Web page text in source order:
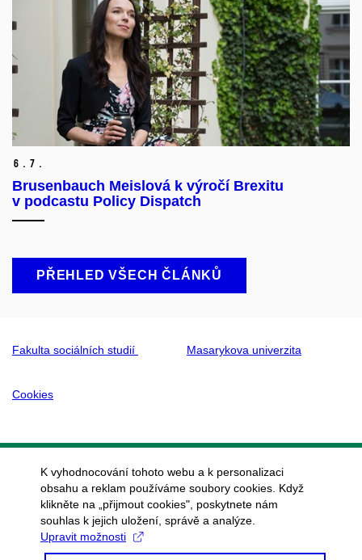
6. 7.
Brusenbauch Meislová k výročí Brexitu
v podcastu Policy Dispatch
PŘEHLED VŠECH ČLÁNKŮ
Fakulta sociálních studií Masarykova univerzita
Cookies
K vyhodnocování tohoto webu a k personalizaci
obsahu a reklam používáme soubory cookies. Když
klikněte na „přijmout cookies", poskytnete nám
souhlas k jejich uložení, správě a analýze.
Upravit možnosti